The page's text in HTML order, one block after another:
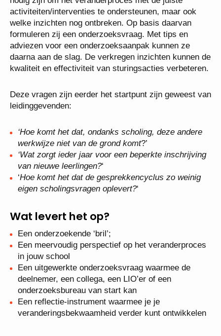
activiteiten/interventies te ondersteunen, maar ook
welke inzichten nog ontbreken. Op basis daarvan
formuleren zij een onderzoeksvraag. Met tips en
adviezen voor een onderzoeksaanpak kunnen ze
daarna aan de slag. De verkregen inzichten kunnen de
kwaliteit en effectiviteit van sturingsacties verbeteren.
Deze vragen zijn eerder het startpunt zijn geweest van
leidinggevenden:
‘Hoe komt het dat, ondanks scholing, deze andere
werkwijze niet van de grond komt?’
‘Wat zorgt ieder jaar voor een beperkte inschrijving
van nieuwe leerlingen?‘
‘Hoe komt het dat de gesprekkencyclus zo weinig
eigen scholingsvragen oplevert?‘
Wat levert het op?
Een onderzoekende ‘bril’;
Een meervoudig perspectief op het veranderproces
in jouw school
Een uitgewerkte onderzoeksvraag waarmee de
deelnemer, een collega, een LIO’er of een
onderzoeksbureau van start kan
Een reflectie-instrument waarmee je je
veranderingsbekwaamheid verder kunt ontwikkelen